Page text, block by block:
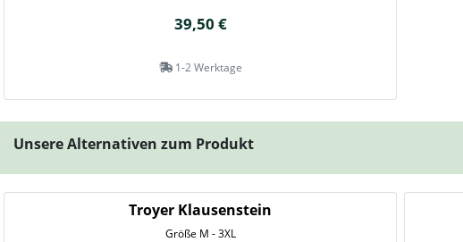
39,50 €
1-2 Werktage
Unsere Alternativen zum Produkt
Troyer Klausenstein
Größe M - 3XL